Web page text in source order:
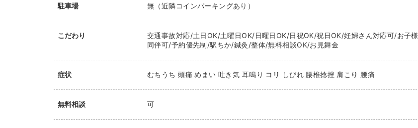
駐車場 無（近隣コインパーキングあり）
こだわり
交通事故対応/土日OK/土曜日OK/日曜日OK/日祝OK/祝日OK/妊婦さん対応可/お子様
同伴可/予約優先制/駅ちか/鍼灸/整体/無料相談OK/お見舞金
症状 むちうち 頭痛 めまい 吐き気 耳鳴り コリ しびれ 腰椎捻挫 肩こり 腰痛
無料相談 可